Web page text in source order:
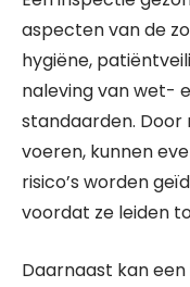
aspecten van de
hygiëne,
naleving van wet-
standaarden.
voeren, kunnen
risico’s worden
voordat ze leiden
Daarnaast kan